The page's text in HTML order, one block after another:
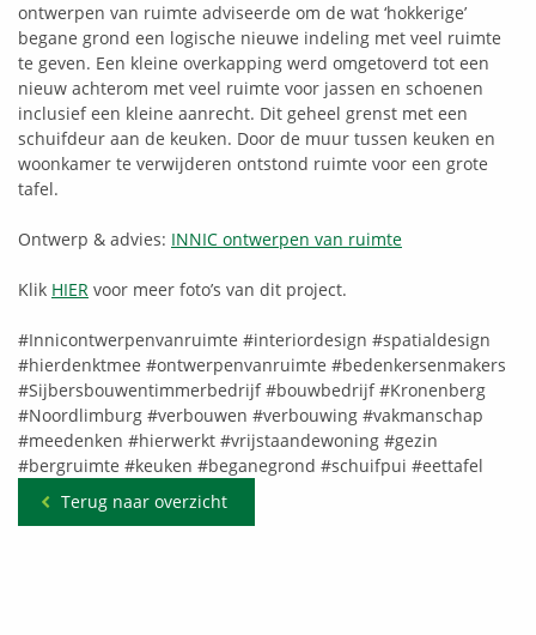
ontwerpen van ruimte adviseerde om de wat ‘hokkerige’
begane grond een logische nieuwe indeling met veel ruimte
te geven. Een kleine overkapping werd omgetoverd tot een
nieuw achterom met veel ruimte voor jassen en schoenen
inclusief een kleine aanrecht. Dit geheel grenst met een
schuifdeur aan de keuken. Door de muur tussen keuken en
woonkamer te verwijderen ontstond ruimte voor een grote
tafel.
Ontwerp & advies: INNIC ontwerpen van ruimte
Klik HIER voor meer foto’s van dit project.
#Innicontwerpenvanruimte #interiordesign #spatialdesign
#hierdenktmee #ontwerpenvanruimte #bedenkersenmakers
#Sijbersbouwentimmerbedrijf #bouwbedrijf #Kronenberg
#Noordlimburg #verbouwen #verbouwing #vakmanschap
#meedenken #hierwerkt #vrijstaandewoning #gezin
#bergruimte #keuken #beganegrond #schuifpui #eettafel
Terug naar overzicht